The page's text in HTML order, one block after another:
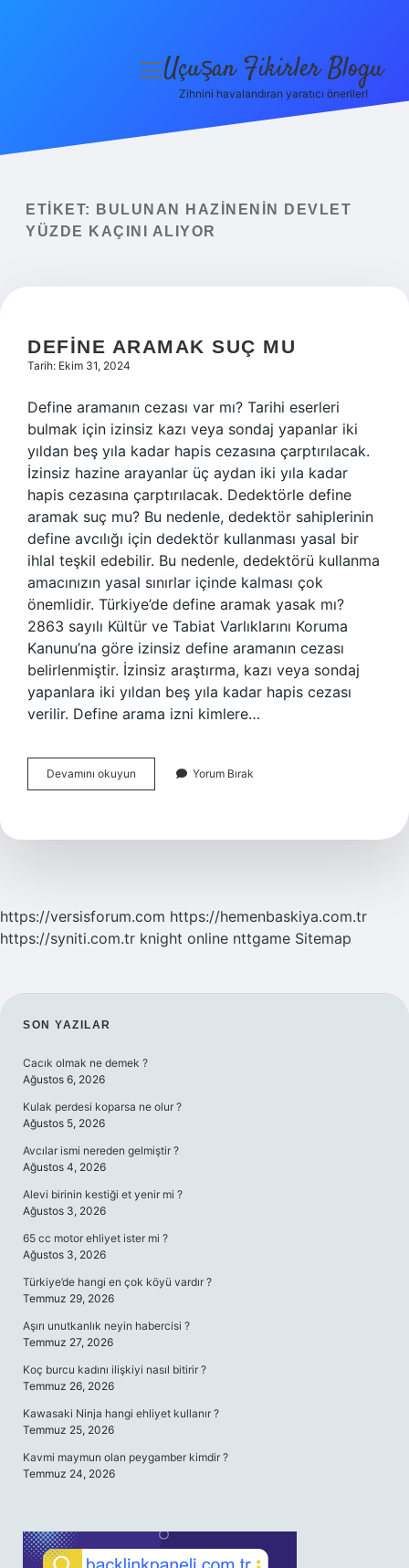
Yasal Uyarı
menüyü
Uçuşan Fikirler Blogu
Zihnini havalandıran yaratıcı öneriler!
ETIKET:
BULUNAN HAZINENIN DEVLET
YÜZDE KAÇINI ALIYOR
DEFINE ARAMAK SUÇ MU
Tarih: Ekim 31, 2024
Define aramanın cezası var mı? Tarihi eserleri
bulmak için izinsiz kazı veya sondaj yapanlar iki
yıldan beş yıla kadar hapis cezasına çarptırılacak.
İzinsiz hazine arayanlar üç aydan iki yıla kadar
hapis cezasına çarptırılacak. Dedektörle define
aramak suç mu? Bu nedenle, dedektör sahiplerinin
define avcılığı için dedektör kullanması yasal bir
ihlal teşkil edebilir. Bu nedenle, dedektörü kullanma
amacınızın yasal sınırlar içinde kalması çok
önemlidir. Türkiye’de define aramak yasak mı?
2863 sayılı Kültür ve Tabiat Varlıklarını Koruma
Kanunu’na göre izinsiz define aramanın cezası
belirlenmiştir. İzinsiz araştırma, kazı veya sondaj
yapanlara iki yıldan beş yıla kadar hapis cezası
verilir. Define arama izni kimlere…
Devamını okuyun
Aramak
Yorum Bırak
https://versisforum.com https://hemenbaskiya.com.tr
https://syniti.com.tr knight online nttgame Sitemap
SIDEBAR
SON YAZILAR
Cacık olmak ne demek ?
Ağustos 6, 2026
Kulak perdesi koparsa ne olur ?
Ağustos 5, 2026
Avcılar ismi nereden gelmiştir ?
Ağustos 4, 2026
Alevi birinin kestiği et yenir mi ?
Ağustos 3, 2026
65 cc motor ehliyet ister mi ?
Ağustos 3, 2026
Türkiye’de hangi en çok köyü vardır ?
Temmuz 29, 2026
Aşırı unutkanlık neyin habercisi ?
Temmuz 27, 2026
Koç burcu kadını ilişkiyi nasıl bitirir ?
Temmuz 26, 2026
Kawasaki Ninja hangi ehliyet kullanır ?
Temmuz 25, 2026
Kavmi maymun olan peygamber kimdir ?
Temmuz 24, 2026